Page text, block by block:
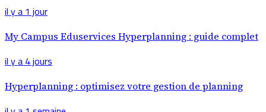
il y a 1 jour
My Campus Eduservices Hyperplanning : guide complet
il y a 4 jours
Hyperplanning : optimisez votre gestion de planning